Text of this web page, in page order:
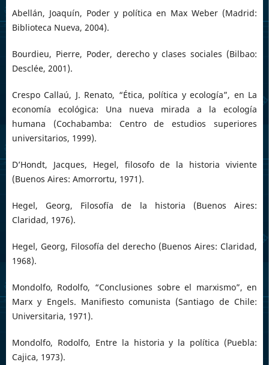
Abellán, Joaquín, Poder y política en Max Weber (Madrid:
Biblioteca Nueva, 2004).
Bourdieu, Pierre, Poder, derecho y clases sociales (Bilbao:
Desclée, 2001).
Crespo Callaú, J. Renato, “Ética, política y ecología”, en La
economía ecológica: Una nueva mirada a la ecología
humana (Cochabamba: Centro de estudios superiores
universitarios, 1999).
D’Hondt, Jacques, Hegel, filosofo de la historia viviente
(Buenos Aires: Amorrortu, 1971).
Hegel, Georg, Filosofía de la historia (Buenos Aires:
Claridad, 1976).
Hegel, Georg, Filosofía del derecho (Buenos Aires: Claridad,
1968).
Mondolfo, Rodolfo, “Conclusiones sobre el marxismo”, en
Marx y Engels. Manifiesto comunista (Santiago de Chile:
Universitaria, 1971).
Mondolfo, Rodolfo, Entre la historia y la política (Puebla:
Cajica, 1973).